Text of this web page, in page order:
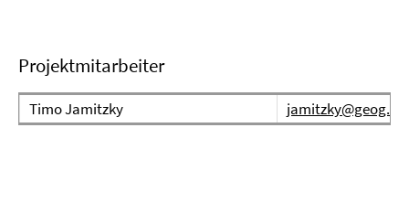
Projektmitarbeiter
Timo Jamitzky